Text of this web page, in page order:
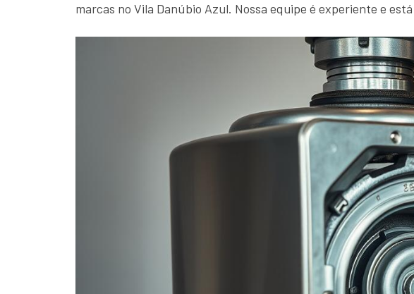
marcas no Vila Danúbio Azul. Nossa equipe é experiente e